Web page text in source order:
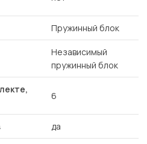
Пружинный блок
Независимый
пружинный блок
6
да